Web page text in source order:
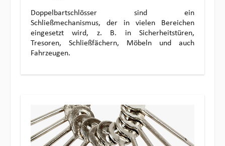
Doppelbartschlösser sind ein
Schließmechanismus, der in vielen Bereichen
eingesetzt wird, z. B. in Sicherheitstüren,
Tresoren, Schließfächern, Möbeln und auch
Fahrzeugen.